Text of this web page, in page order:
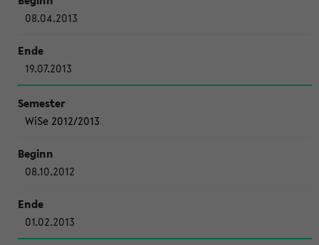
08.04.2013
19.07.2013
WiSe 2012/2013
08.10.2012
01.02.2013